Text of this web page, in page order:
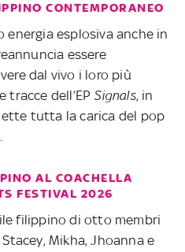
CONTEMPORANEO
energia esplosiva anche in
essere
dal vivo i loro più
tracce dell’EPSignals, in
tutta la carica del pop
AL COACHELLA
FESTIVAL 2026
filippino di otto membri
Mikha, Jhoanna e